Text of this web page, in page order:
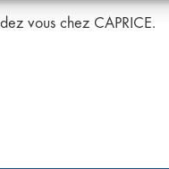
vous chez CAPRICE.